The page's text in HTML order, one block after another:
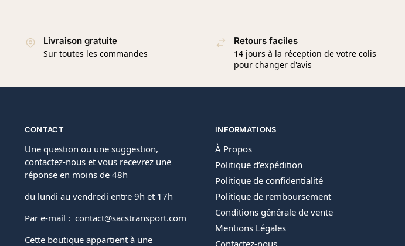
Livraison gratuite
Sur toutes les commandes
Retours faciles
14 jours à la réception de votre colis
pour changer d'avis
CONTACT
Une question ou une suggestion,
contactez-nous et vous recevrez une
réponse en moins de 48h
du lundi au vendredi entre 9h et 17h
Par e-mail : contact@sacstransport.com
Cette boutique appartient à une
INFORMATIONS
À Propos
Politique d’expédition
Politique de confidentialité
Politique de remboursement
Conditions générale de vente
Mentions Légales